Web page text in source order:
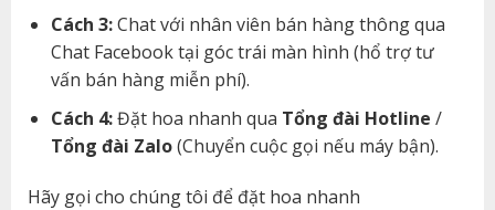
Cách 3:Chat với nhân viên bán hàng thông qua
Chat Facebook tại góc trái màn hình (hổ trợ tư
vấn bán hàng miễn phí).
Cách 4:Đặt hoa nhanh qua Tổng đài Hotline /
Tổng đài Zalo(Chuyển cuộc gọi nếu máy bận).
Hãy gọi cho chúng tôi để đặt hoa nhanh